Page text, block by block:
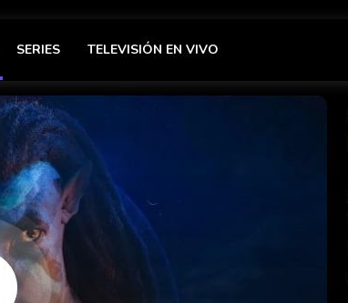
SERIES TELEVISIÓN EN VIVO